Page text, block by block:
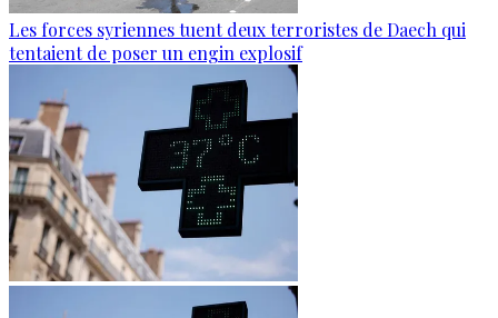
Les forces syriennes tuent deux terroristes de Daech qui
tentaient de poser un engin explosif